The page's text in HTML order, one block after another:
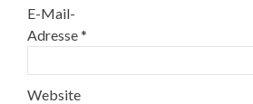
E-Mail-
Adresse*
Website